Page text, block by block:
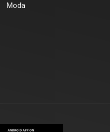
Moda